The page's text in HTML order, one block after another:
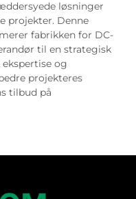
løsninger
projekter. Denne
fabrikken for DC-
til en strategisk
og
projekteres
tilbud på